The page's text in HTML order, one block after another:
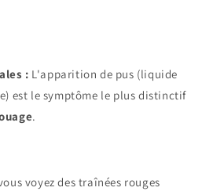
: L'apparition de pus (liquide
est le symptôme le plus distinctif
.
voyez des traînées rouges